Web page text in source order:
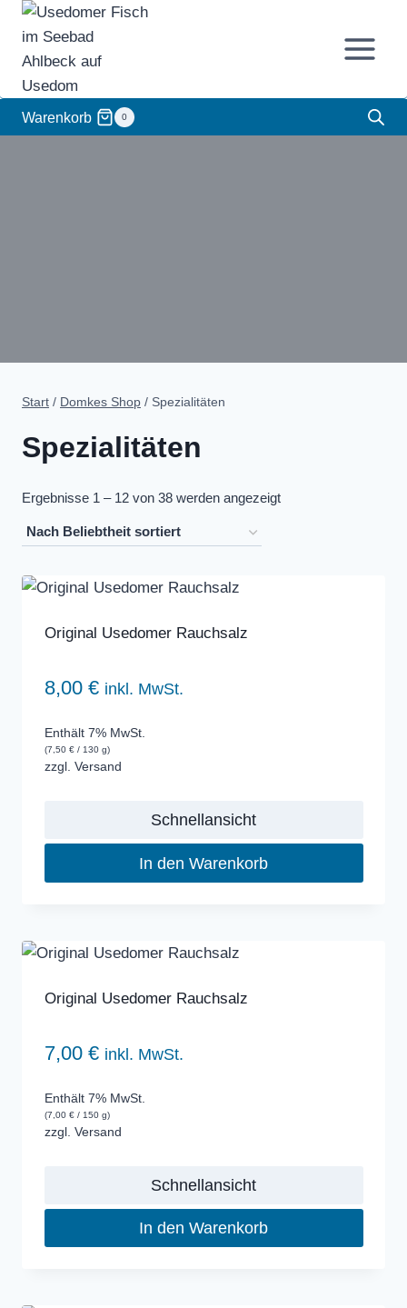
Zum
Inhalt
springen
Warenkorb 0
Start / Domkes Shop / Spezialitäten
Spezialitäten
Ergebnisse 1 – 12 von 38 werden angezeigtNach
Original Usedomer Rauchsalz
8,00 € inkl. MwSt.
Enthält 7% MwSt.
(7,50 €/ 130 g)
zzgl. Versand
Schnellansicht
In den Warenkorb
Original Usedomer Rauchsalz
7,00 € inkl. MwSt.
Enthält 7% MwSt.
(7,00 €/ 150 g)
zzgl. Versand
Schnellansicht
In den Warenkorb